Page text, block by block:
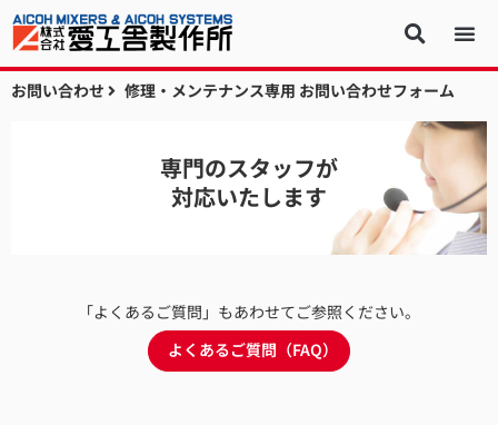
お問い合わせ 修理・メンテナンス専用 お問い合わせフォーム
専門のスタッフが
対応いたします
「よくあるご質問」もあわせてご参照ください。
よくあるご質問（FAQ）